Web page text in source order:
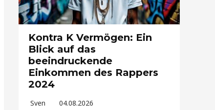
Kontra K Vermögen: Ein
Blick auf das
beeindruckende
Einkommen des Rappers
2024
Sven 04.08.2026